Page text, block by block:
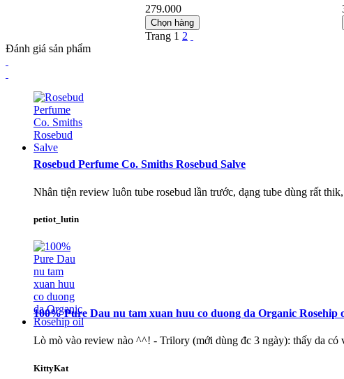
279.000
Chọn hàng
Trang 1 2
Đánh giá sản phẩm
Rosebud Perfume Co. Smiths Rosebud Salve
Nhân tiện review luôn tube rosebud lần trước, dạng tube dùng rất
petiot_lutin
100% Pure Dau nu tam xuan huu co duong da Organic Rosehip
Lò mò vào review nào ^^! - Trilory (mới dùng đc 3 ngày): thấy da có
KittyKat